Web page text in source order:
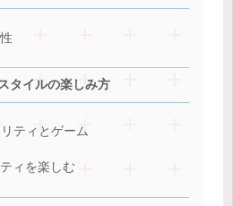
タイルの楽しみ方
ティとゲーム
ィを楽しむ